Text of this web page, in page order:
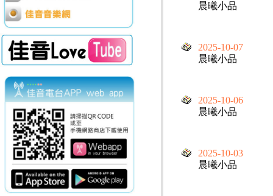
晨曦小品
2025-10-07
晨曦小品
2025-10-06
晨曦小品
2025-10-03
晨曦小品